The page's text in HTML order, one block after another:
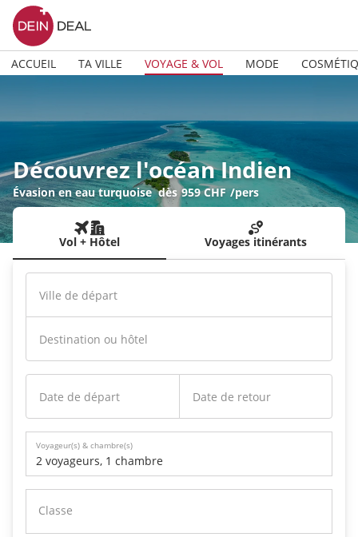
ACCUEIL TA VILLE VOYAGE & VOL MODE
Découvrez l'océan Indien
Évasion en eau turquoise dès 959 CHF /pers
Vol + Hôtel Voyages itinérants
Ville de départ
Destination ou hôtel
Date de départ Date de retour
Voyageur(s) & chambre(s)
2 voyageurs, 1 chambre
Classe